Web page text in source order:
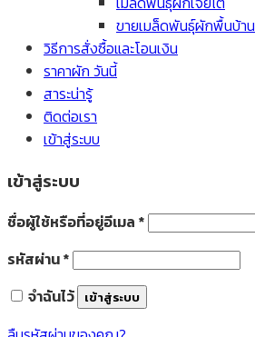
ขายเมล็ดพันธุ์ผักพื้นบ้าน
วิธีการสั่งซื้อและโอนเงิน
ราคาผัก วันนี้
สาระน่ารู้
ติดต่อเรา
เข้าสู่ระบบ
เข้าสู่ระบบ
ชื่อผู้ใช้หรือที่อยู่อีเมล *
รหัสผ่าน*
จำฉันไว้ เข้าสู่ระบบ